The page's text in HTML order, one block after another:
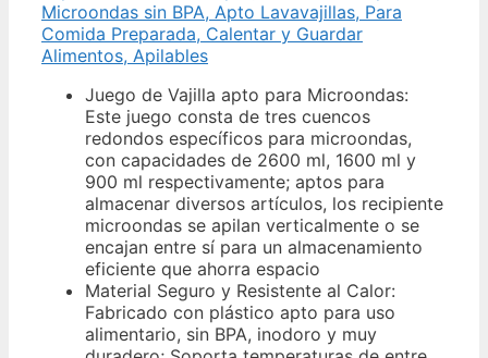
Microondas sin BPA, Apto Lavavajillas, Para
Comida Preparada, Calentar y Guardar
Alimentos, Apilables
Juego de Vajilla apto para Microondas:
Este juego consta de tres cuencos
redondos específicos para microondas,
con capacidades de 2600 ml, 1600 ml y
900 ml respectivamente; aptos para
almacenar diversos artículos, los recipiente
microondas se apilan verticalmente o se
encajan entre sí para un almacenamiento
eficiente que ahorra espacio
Material Seguro y Resistente al Calor:
Fabricado con plástico apto para uso
alimentario, sin BPA, inodoro y muy